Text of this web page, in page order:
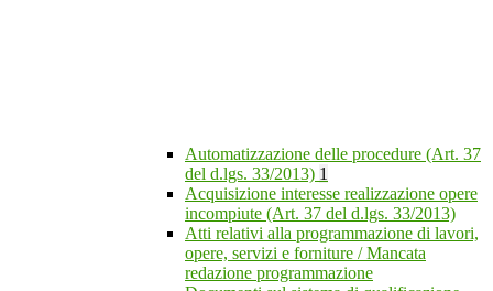
Automatizzazione delle procedure (Art. 37
del d.lgs. 33/2013) 1
Acquisizione interesse realizzazione opere
incompiute (Art. 37 del d.lgs. 33/2013)
Atti relativi alla programmazione di lavori,
opere, servizi e forniture / Mancata
redazione programmazione